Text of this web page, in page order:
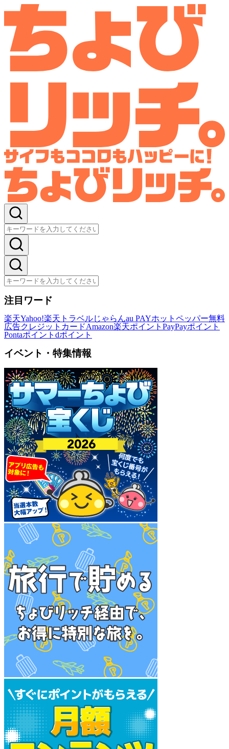
注目ワード
楽天Yahoo!楽天トラベルじゃらんau PAYホットペッパー無料
広告クレジットカードAmazon楽天ポイント PayPayポイント
Pontaポイント dポイント
イベント・特集情報